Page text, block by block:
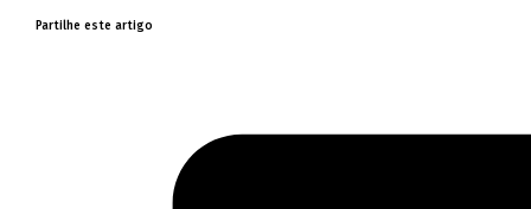
Partilhe este artigo